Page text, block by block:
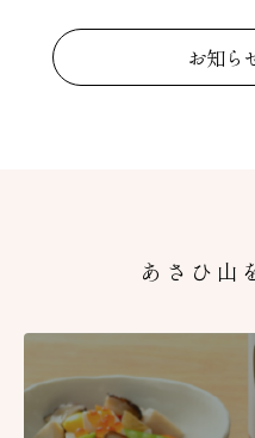
お知ら
あさひ山